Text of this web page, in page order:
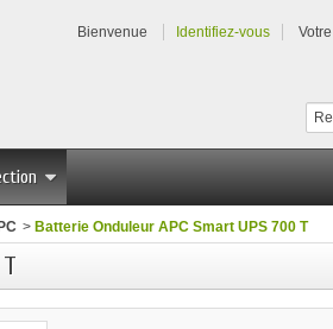
Bienvenue Identifiez-vous
> Batterie Onduleur APC Smart UPS 700 T